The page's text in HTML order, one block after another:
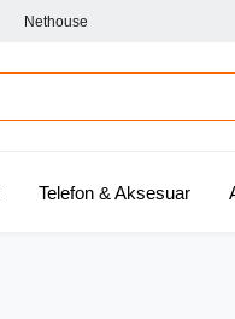
Nethouse
Telefon & Aksesuar